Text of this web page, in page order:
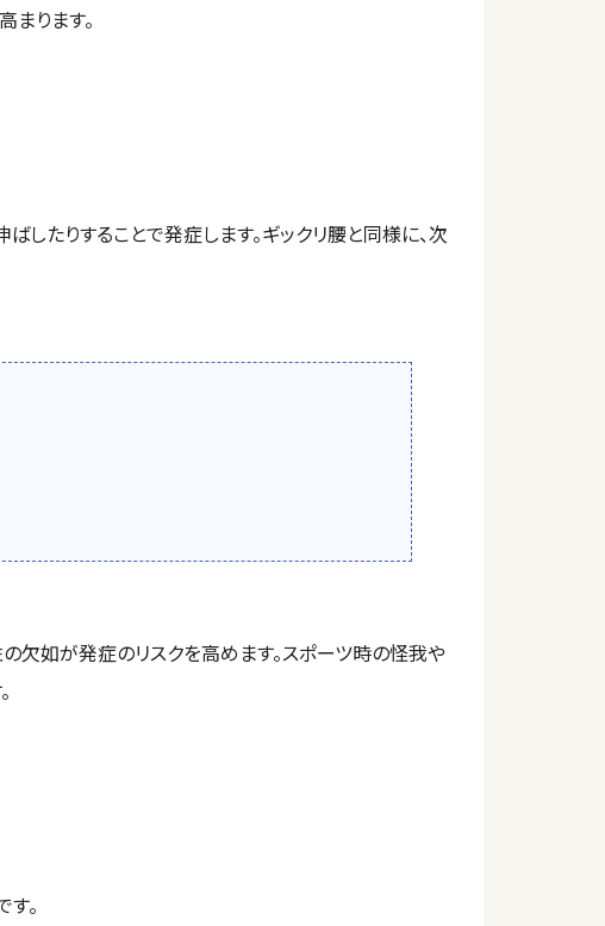
まります。
たりすることで発症します。ギックリ腰と同様に、次
欠如が発症のリスクを高めます。スポーツ時の怪我や
。